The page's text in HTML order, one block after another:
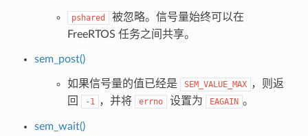
pshared
被忽略。信号量始终可以在
FreeRTOS 任务之间共享。
sem_post()
如果信号量的值已经是 SEM_VALUE_MAX ，则返
回
-1 ，并将 errno 设置为 EAGAIN 。
sem_wait()